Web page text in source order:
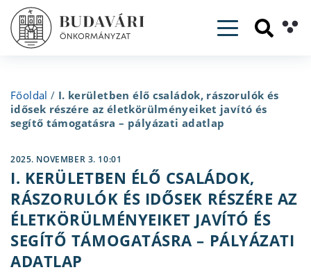
Toggle
Főoldal / I. kerületben élő családok, rászorulók és
idősek részére az életkörülményeiket javító és
segítő támogatásra – pályázati adatlap
2025. NOVEMBER 3. 10:01
I. KERÜLETBEN ÉLŐ CSALÁDOK,
RÁSZORULÓK ÉS IDŐSEK RÉSZÉRE AZ
ÉLETKÖRÜLMÉNYEIKET JAVÍTÓ ÉS
SEGÍTŐ TÁMOGATÁSRA – PÁLYÁZATI
ADATLAP